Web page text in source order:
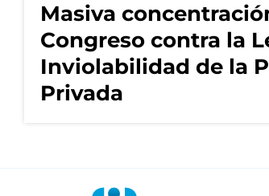
Masiva
Congreso contra la
Inviolabilidad de la
Privada